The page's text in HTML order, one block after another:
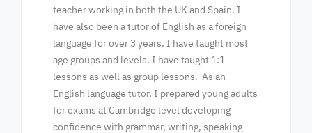
teacher working in both the UK and Spain. I
have also been a tutor of English as a foreign
language for over 3 years. I have taught most
age groups and levels. I have taught 1:1
lessons as well as group lessons. As an
English language tutor, I prepared young adults
for exams at Cambridge level developing
confidence with grammar, writing, speaking